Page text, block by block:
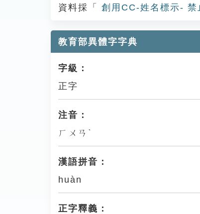
資料採「
創用CC-姓名標示-
教育部異體字字典
字級：
正字
注音：
ㄏㄨㄢˋ
漢語拼音：
huàn
正字釋義：